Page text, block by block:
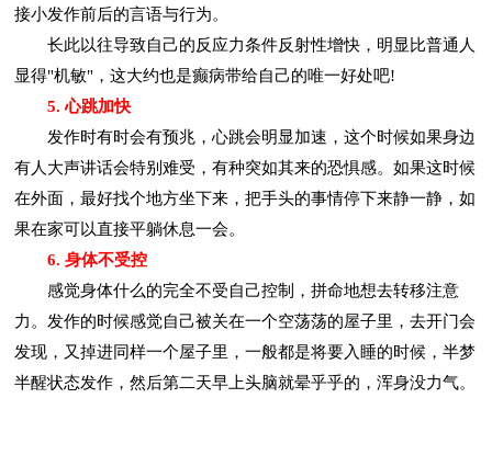
接小发作前后的言语与行为。
长此以往导致自己的反应力条件反射性增快，明显比普通人
显得"机敏"，这大约也是癫病带给自己的唯一好处吧!
5. 心跳加快
发作时有时会有预兆，心跳会明显加速，这个时候如果身边
有人大声讲话会特别难受，有种突如其来的恐惧感。如果这时候
在外面，最好找个地方坐下来，把手头的事情停下来静一静，如
果在家可以直接平躺休息一会。
6. 身体不受控
感觉身体什么的完全不受自己控制，拼命地想去转移注意
力。发作的时候感觉自己被关在一个空荡荡的屋子里，去开门会
发现，又掉进同样一个屋子里，一般都是将要入睡的时候，半梦
半醒状态发作，然后第二天早上头脑就晕乎乎的，浑身没力气。